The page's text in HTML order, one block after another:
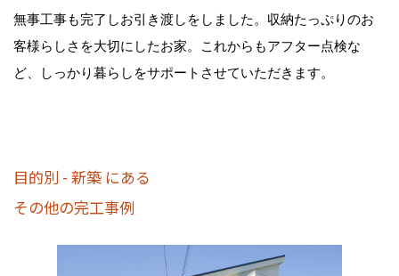
無事工事も完了しお引き渡しをしました。収納たっぷりのお
客様らしさを大切にしたお家。これからもアフター点検な
ど、しっかり暮らしをサポートさせていただきます。
目的別 - 新築 にある
その他の完工事例